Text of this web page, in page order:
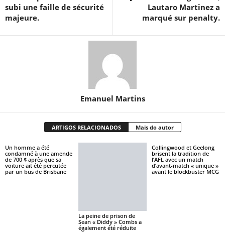
subi une faille de sécurité
majeure.
Lautaro Martinez a
marqué sur penalty.
Emanuel Martins
ARTIGOS RELACIONADOS Mais do autor
Un homme a été
condamné à une amende
de 700 $ après que sa
voiture ait été percutée
par un bus de Brisbane
La peine de prison de
Sean « Diddy » Combs a
également été réduite
Collingwood et Geelong
brisent la tradition de
l’AFL avec un match
d’avant-match « unique »
avant le blockbuster MCG